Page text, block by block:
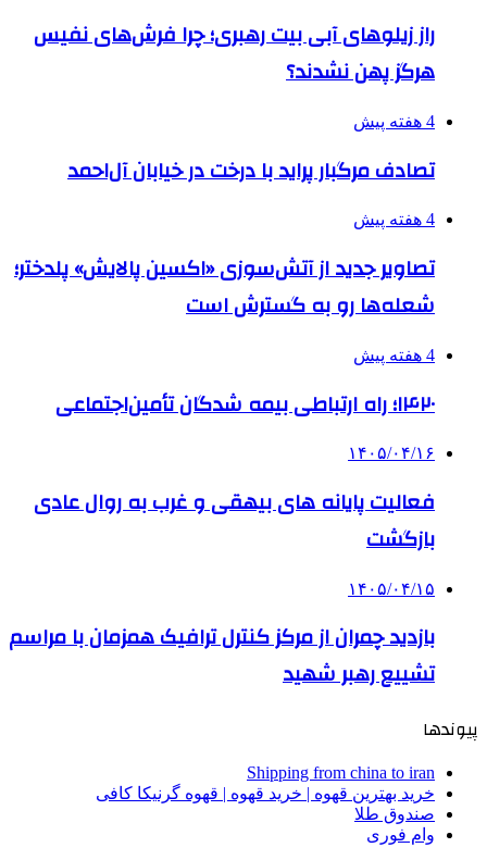
راز زیلوهای آبی بیت رهبری؛ چرا فرش‌های نفیس
هرگز پهن نشدند؟
4 هفته پیش
تصادف مرگبار پراید با درخت در خیابان آل‌احمد
4 هفته پیش
تصاویر جدید از آتش‌سوزی «اکسین پالایش» پلدختر؛
شعله‌ها رو به گسترش است
4 هفته پیش
۱۴۲۰؛ راه ارتباطی بیمه شدگان تأمین‌اجتماعی
۱۴۰۵/۰۴/۱۶
فعالیت پایانه های بیهقی و غرب به روال عادی
بازگشت
۱۴۰۵/۰۴/۱۵
بازدید چمران از مرکز کنترل ترافیک همزمان با مراسم
تشییع رهبر شهید
پیوندها
Shipping from china to iran
خرید بهترین قهوه | خرید قهوه | قهوه گرنیکا کافی
صندوق طلا
وام فوری